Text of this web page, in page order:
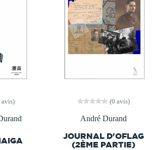
avis) (0 avis)
André Durand
JOURNAL D'OFLAG
(2ÈME PARTIE)